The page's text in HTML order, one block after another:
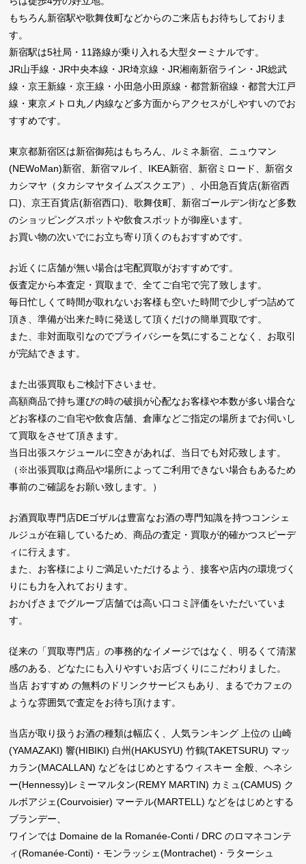
もちろん新宿駅や歌舞伎町などからのご来店もお待ちしておりま
す。
新宿駅は5社局・11路線が乗り入れる大型ターミナルです。
JR山手線・JR中央本線・JR埼京線・JR湘南新宿ライン・JR総武
線・京王新線・京王線・小田急小田原線・都営新宿線・都営大江戸
線・東京メトロ丸ノ内線など多方面からアクセスがしやすいのでお
すすめです。
東京都新宿区は新宿御苑はもちろん、ルミネ新宿、ニュウマン
(NEWoMan)新宿、新宿マルイ、IKEA新宿、新宿ミロード、新宿タ
カシマヤ（タカシマヤタイムズスクエア）、小田急百貨店(新宿西
口)、京王百貨店(新宿西口)、歌舞伎町、新宿ゴールデン街など多数
のショッピングスポットや飲食スポットが御座います。
お買い物の次いでにお立ち寄り頂くのもおすすめです。
お近くに店舗が無い場合は宅配買取がおすすめです。
仮査定から本査定・買取まで、全てご自宅で完了致します。
毎日忙しくて時間が取れないお客様も空いた時間で少しずつ詰めて
頂き、準備が出来た時に発送して頂くだけの簡単買取です。
また、非対面取引なのでプライバシーを気にすることなく、お取引
が完結できます。
また出張買取もご検討下さいませ。
高額商品で持ち運びの時の破損が心配なお客様や本数が多い場合な
どお客様のご自宅や飲食店舗、倉庫などご指定の場所までお伺いし
て買取をさせて頂きます。
当日出張スケジュールに空きがあれば、当日でも対応致します。
（※出張買取は商品や場所によってご利用できない場合もあるため
事前のご確認をお願い致します。）
お酒買取専門店DEゴザルは豊富なお酒の専門知識を持つコンシェ
ルジュが在籍しているため、商品の査定・買取が的確かつスピーデ
ィに行えます。
また、お客様によりご満足いただけるよう、接客や店内の環境づく
りにも力を入れております。
おかげさまでグループ店舗では高い口コミ評価をいただいていま
す。
従来の「買取専門店」の事務的なイメージではなく、明るくて清潔
感のある、どなたにも入りやすいお店づくりにこだわりました。
当店 おすすめ の無料のドリンクサービスもあり、まるでカフェの
ような雰囲気で査定をお待ち頂けます。
当店が取り扱うお酒の種類は幅広く、人気ランキング 上位の 山崎
(YAMAZAKI) 響(HIBIKI) 白州(HAKUSYU) 竹鶴(TAKETSURU) マッ
カラン(MACALLAN) などをはじめとするウィスキー 全般、ヘネシ
ー(Hennessy)レミーマルタン(REMY MARTIN) カミュ(CAMUS) ク
ルボアジェ(Courvoisier) マーテル(MARTELL) などをはじめとする
ブランデー、
ワインでは Domaine de la Romanée-Conti / DRC のロマネコンテ
ィ(Romanée-Conti)・モンラッシェ(Montrachet)・ラターシュ